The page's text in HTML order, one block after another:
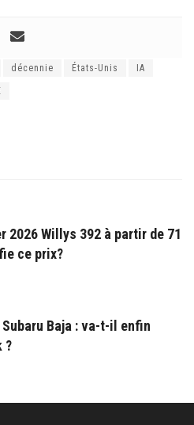
décennie États-Unis IA
2026 Willys 392 à partir de 71
ce prix?
Baja : va-t-il enfin
?